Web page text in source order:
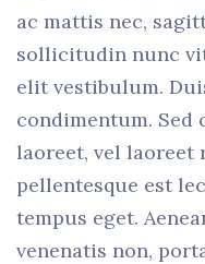
ac mattis nec,
sollicitudin nunc
elit vestibulum.
condimentum. Sed
laoreet, vel
pellentesque est
tempus eget.
venenatis non,